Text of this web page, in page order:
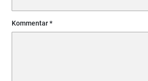
Kommentar